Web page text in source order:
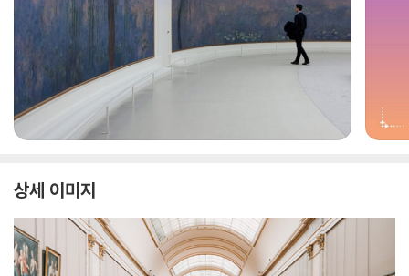
상세 이미지